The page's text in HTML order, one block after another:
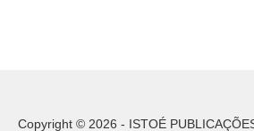
Copyright © 2026 - ISTOÉ